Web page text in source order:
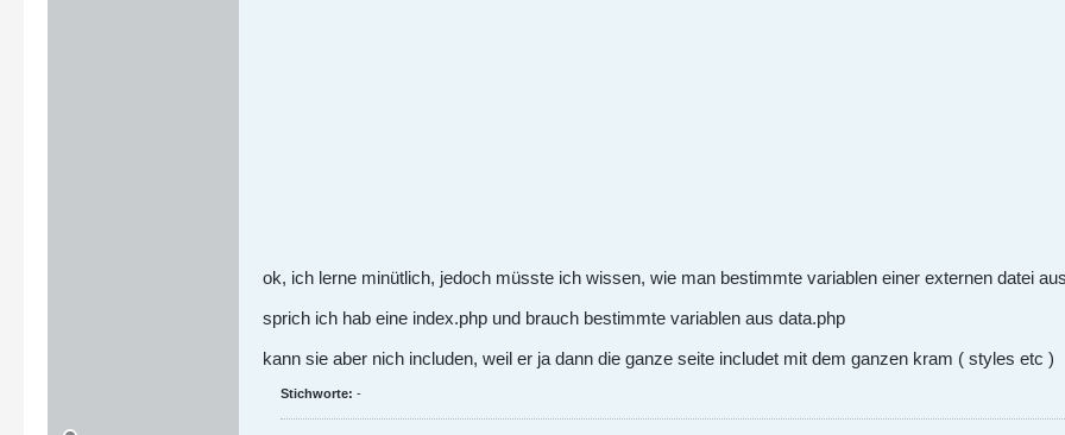
ok, ich lerne minütlich, jedoch müsste ich wissen, wie man bestimmte variablen einer externen datei
sprich ich hab eine index.php und brauch bestimmte variablen aus data.php
kann sie aber nich includen, weil er ja dann die ganze seite includet mit dem ganzen kram ( styles etc )
Stichworte: -